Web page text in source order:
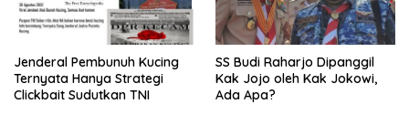
Jenderal Pembunuh Kucing
Ternyata Hanya Strategi
Clickbait Sudutkan TNI
SS Budi Raharjo Dipanggil
Kak Jojo oleh Kak Jokowi,
Ada Apa?